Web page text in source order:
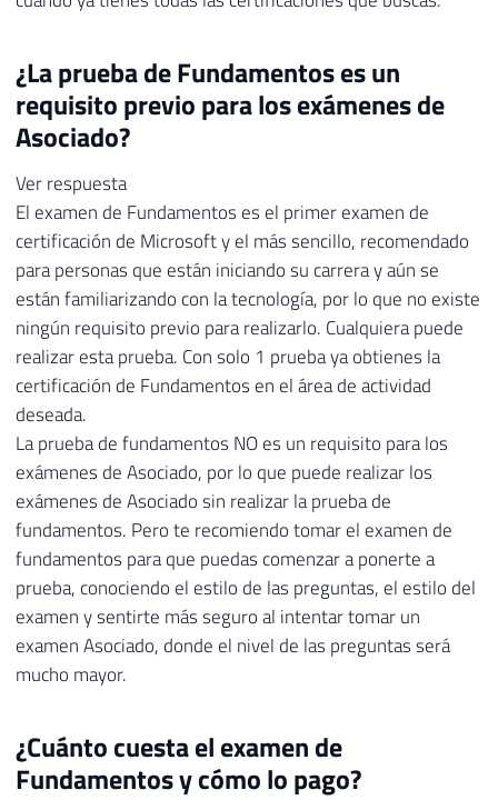
¿La prueba de Fundamentos es un
requisito previo para los exámenes de
Asociado?
Ver respuesta
El examen de Fundamentos es el primer examen de
certificación de Microsoft y el más sencillo, recomendado
para personas que están iniciando su carrera y aún se
están familiarizando con la tecnología, por lo que no existe
ningún requisito previo para realizarlo. Cualquiera puede
realizar esta prueba. Con solo 1 prueba ya obtienes la
certificación de Fundamentos en el área de actividad
deseada.
La prueba de fundamentos NO es un requisito para los
exámenes de Asociado, por lo que puede realizar los
exámenes de Asociado sin realizar la prueba de
fundamentos. Pero te recomiendo tomar el examen de
fundamentos para que puedas comenzar a ponerte a
prueba, conociendo el estilo de las preguntas, el estilo del
examen y sentirte más seguro al intentar tomar un
examen Asociado, donde el nivel de las preguntas será
mucho mayor.
¿Cuánto cuesta el examen de
Fundamentos y cómo lo pago?